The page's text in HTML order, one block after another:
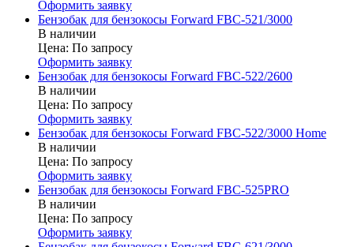
Оформить заявку
Бензобак для бензокосы Forward FBC-521/3000
В наличии
Цена: По запросу
Оформить заявку
Бензобак для бензокосы Forward FBC-522/2600
В наличии
Цена: По запросу
Оформить заявку
Бензобак для бензокосы Forward FBC-522/3000 Home
В наличии
Цена: По запросу
Оформить заявку
Бензобак для бензокосы Forward FBC-525PRO
В наличии
Цена: По запросу
Оформить заявку